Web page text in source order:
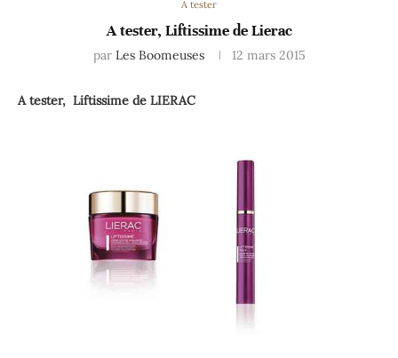
A tester
A tester, Liftissime de Lierac
par Les Boomeuses 12 mars 2015
A tester, Liftissime de LIERAC